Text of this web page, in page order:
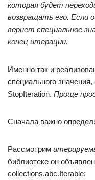
которая будет
возвращать его. Если
вернет специальное
конец итерации.
Именно так и
специального
StopIteration. Проще
Сначала важно
Рассмотрим
библиотеке он
collections.abc.Iterable: